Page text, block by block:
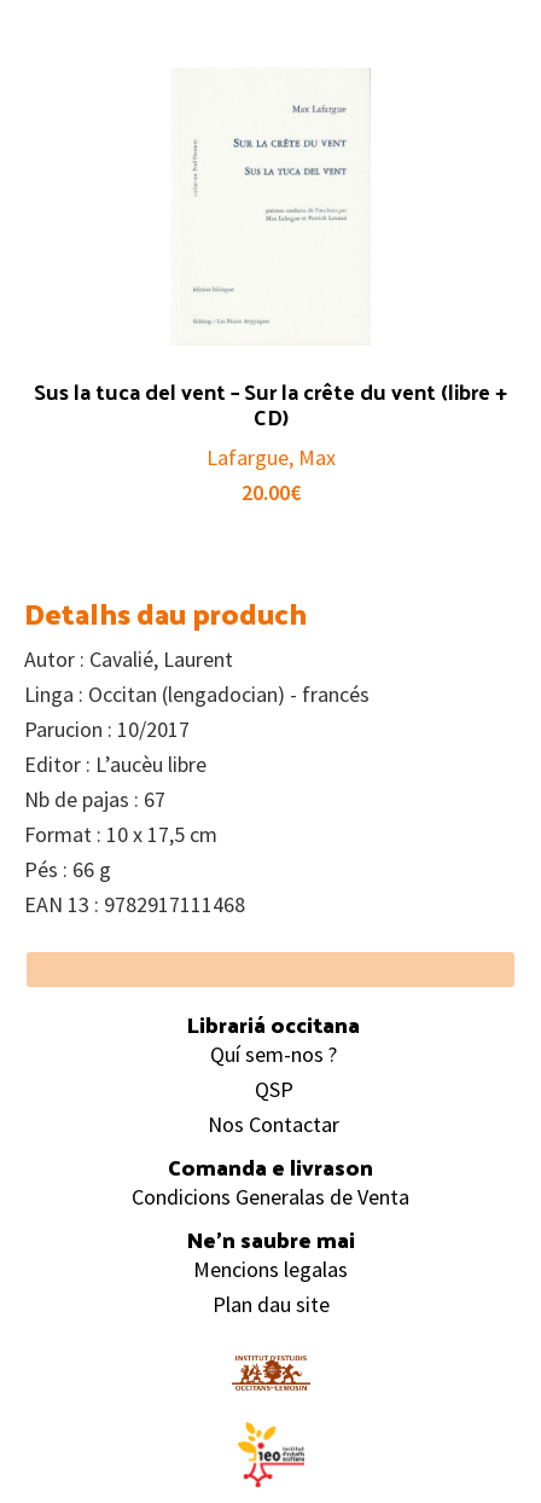
Sus la tuca del vent – Sur la crête du vent (libre +
CD)
Lafargue, Max
20.00€
Detalhs dau produch
Autor : Cavalié, Laurent
Linga : Occitan (lengadocian) - francés
Parucion : 10/2017
Editor : L’aucèu libre
Nb de pajas : 67
Format : 10 x 17,5 cm
Pés : 66 g
EAN 13 : 9782917111468
Footer
Librariá occitana
Quí sem-nos ?
QSP
Nos Contactar
Comanda e livrason
Condicions Generalas de Venta
Ne’n saubre mai
Mencions legalas
Plan dau site